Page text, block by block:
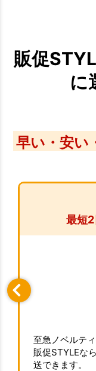
販促
に
早い・安い
最短2
至急ノベルテ
販促STYLEな
送できます。